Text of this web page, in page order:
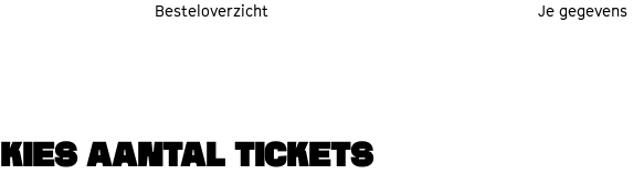
Besteloverzicht Je gegevens
KIES AANTAL TICKETS